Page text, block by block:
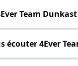
Team Dunkast
écouter 4Ever